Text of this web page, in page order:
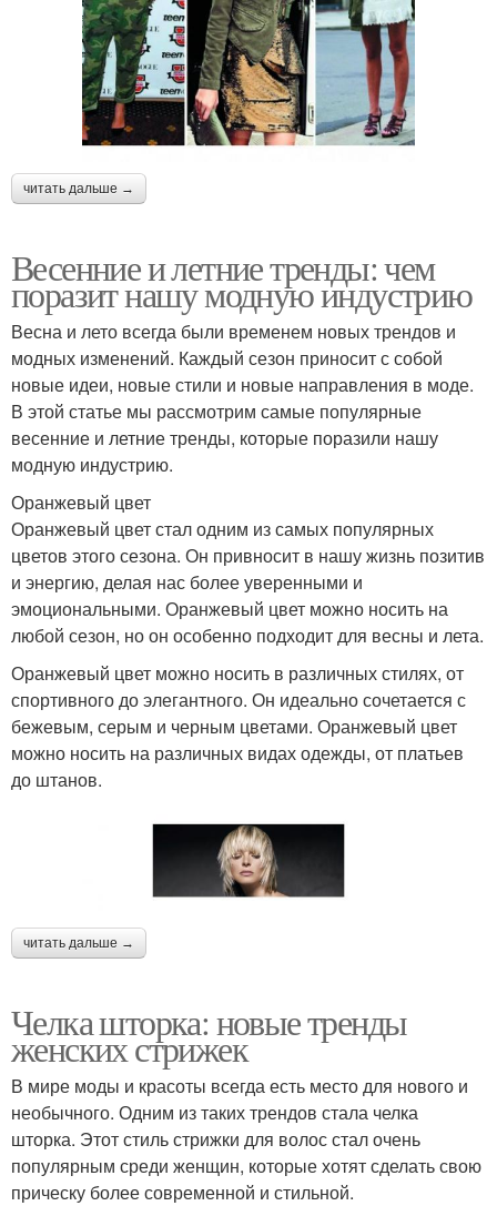
читать дальше →
Весенние и летние тренды: чем
поразит нашу модную индустрию
Весна и лето всегда были временем новых трендов и
модных изменений. Каждый сезон приносит с собой
новые идеи, новые стили и новые направления в моде.
В этой статье мы рассмотрим самые популярные
весенние и летние тренды, которые поразили нашу
модную индустрию.
Оранжевый цвет
Оранжевый цвет стал одним из самых популярных
цветов этого сезона. Он привносит в нашу жизнь позитив
и энергию, делая нас более уверенными и
эмоциональными. Оранжевый цвет можно носить на
любой сезон, но он особенно подходит для весны и лета.
Оранжевый цвет можно носить в различных стилях, от
спортивного до элегантного. Он идеально сочетается с
бежевым, серым и черным цветами. Оранжевый цвет
можно носить на различных видах одежды, от платьев
до штанов.
читать дальше →
Челка шторка: новые тренды
женских стрижек
В мире моды и красоты всегда есть место для нового и
необычного. Одним из таких трендов стала челка
шторка. Этот стиль стрижки для волос стал очень
популярным среди женщин, которые хотят сделать свою
прическу более современной и стильной.